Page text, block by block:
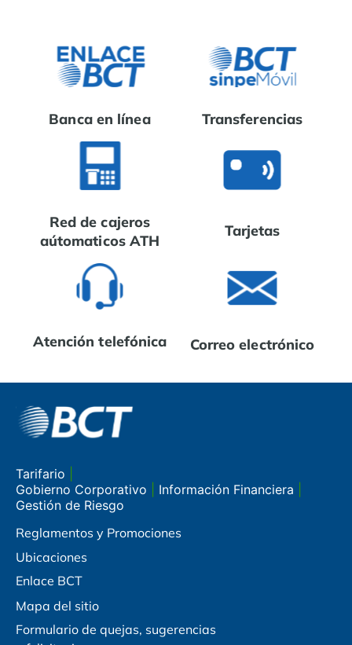
Banca en línea Transferencias
Red de cajeros
aútomaticos ATH
Tarjetas
Atención telefónica Correo electrónico
Tarifario
Gobierno Corporativo
Información Financiera
Gestión de Riesgo
Reglamentos y Promociones
Ubicaciones
Enlace BCT
Mapa del sitio
Formulario de quejas, sugerencias